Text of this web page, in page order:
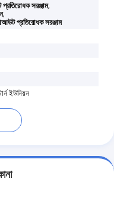
সরঞ্জাম,
,
প্রতিরোধক সরঞ্জাম
ইউনিয়ন